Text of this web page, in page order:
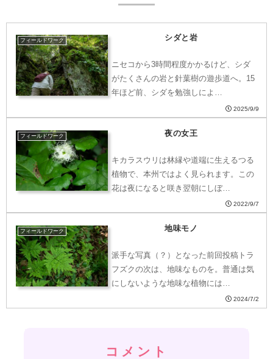
フィールドワーク シダと岩
ニセコから3時間程度かかるけど、シダ
がたくさんの岩と針葉樹の遊歩道へ。15
年ほど前、シダを勉強しによ…
2025/9/9
フィールドワーク 夜の女王
キカラスウリは林縁や道端に生えるつる
植物で、本州ではよく見られます。この
花は夜になると咲き翌朝にしぼ…
2022/9/7
フィールドワーク 地味モノ
派手な写真（？）となった前回投稿トラ
フズクの次は、地味なものを。普通は気
にしないような地味な植物には…
2024/7/2
コメント